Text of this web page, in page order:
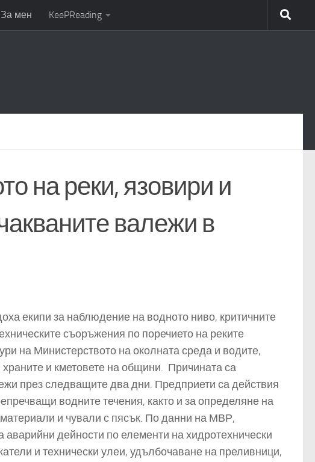
За мен KeePReading
на реки, язовири и
валежи в
екипи за наблюдение на водното ниво, критичните
съоръжения по поречието на реките
на Министерството на околната среда и водите,
и кметовете на общини. Причината са
през следващите два дни. Предприети са действия
водните течения, както и за определяне на
и чували с пясък. По данни на МВР,
дейности по елементи на хидротехнически
и технически улеи, удълбочаване на преливници,